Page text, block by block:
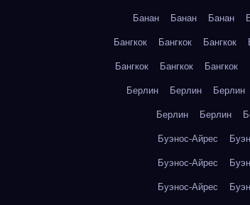
Банан Банан Банан
Бангкок Бангкок Бангкок
Бангкок Бангкок Бангкок
Берлин Берлин Берлин
Берлин Берлин
Буэнос-Айрес
Буэнос-Айрес
Буэнос-Айрес